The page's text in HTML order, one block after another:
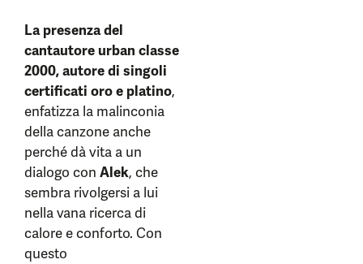
La presenza del
cantautore urban classe
2000, autore di singoli
certificati oro e platino,
enfatizza la malinconia
della canzone anche
perché dà vita a un
dialogo con Alek, che
sembra rivolgersi a lui
nella vana ricerca di
calore e conforto. Con
questo